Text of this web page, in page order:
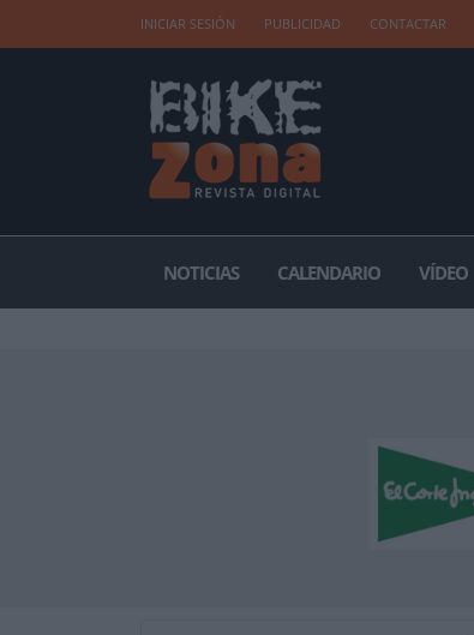
INICIAR SESIÓN PUBLICIDAD CONTACTAR
NOTICIAS CALENDARIO VÍDEO